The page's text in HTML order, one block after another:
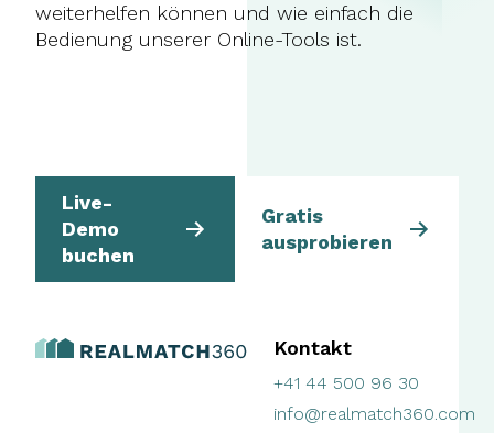
weiterhelfen können und wie einfach die
Bedienung unserer Online-Tools ist.
Live-
Demo
buchen
Gratis
ausprobieren
Kontakt
+41 44 500 96 30
info@realmatch360.com